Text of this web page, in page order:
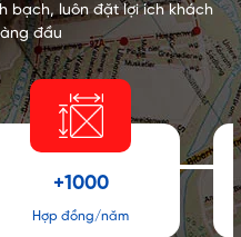
bạch, luôn đặt lợi ích khách
đầu
+1000
Hợp đồng/năm